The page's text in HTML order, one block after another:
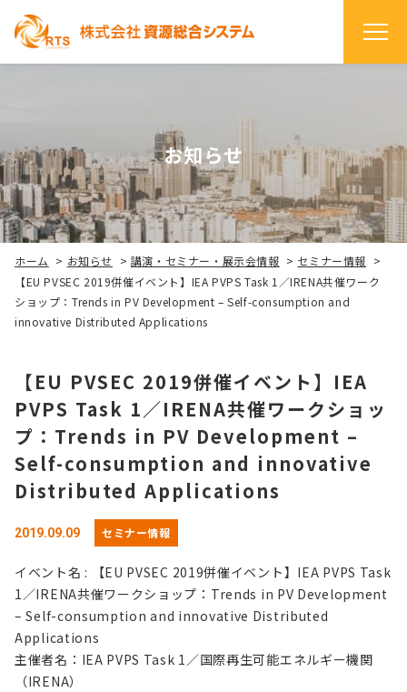
お知らせ
ホーム > お知らせ > 講演・セミナー・展示会情報 > セミナー情報 >
【EU PVSEC 2019併催イベント】IEA PVPS Task 1／IRENA共催ワーク
ショップ：Trends in PV Development – Self-consumption and
innovative Distributed Applications
【EU PVSEC 2019併催イベント】IEA
PVPS Task 1／IRENA共催ワークショッ
プ：Trends in PV Development –
Self-consumption and innovative
Distributed Applications
2019.09.09 セミナー情報
イベント名 : 【EU PVSEC 2019併催イベント】IEA PVPS Task
1／IRENA共催ワークショップ：Trends in PV Development
– Self-consumption and innovative Distributed
Applications
主催者名：IEA PVPS Task 1／国際再生可能エネルギー機関
（IRENA）